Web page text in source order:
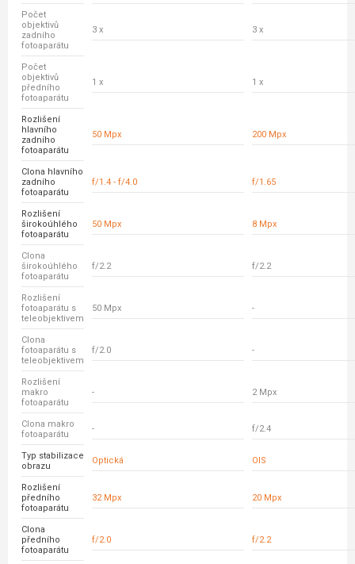
Počet
objektivů
zadního
fotoaparátu
3 x 3 x
Počet
objektivů
předního
fotoaparátu
1 x 1 x
Rozlišení
hlavního
zadního
fotoaparátu
50 Mpx 200 Mpx
Clona hlavního
zadního
fotoaparátu
f/1.4 - f/4.0 f/1.65
Rozlišení
širokoúhlého
fotoaparátu
50 Mpx 8 Mpx
Clona
širokoúhlého
fotoaparátu
f/2.2 f/2.2
Rozlišení
fotoaparátu s
teleobjektivem
50 Mpx -
Clona
fotoaparátu s
teleobjektivem
f/2.0 -
Rozlišení
makro
fotoaparátu
- 2 Mpx
Clona makro
fotoaparátu
- f/2.4
Typ stabilizace
obrazu
Optická OIS
Rozlišení
předního
fotoaparátu
32 Mpx 20 Mpx
Clona
předního
fotoaparátu
f/2.0 f/2.2